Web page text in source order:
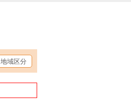
地域区分